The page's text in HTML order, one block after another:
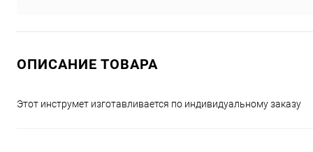
ОПИСАНИЕ ТОВАРА
Этот инструмет изготавливается по индивидуальному заказу